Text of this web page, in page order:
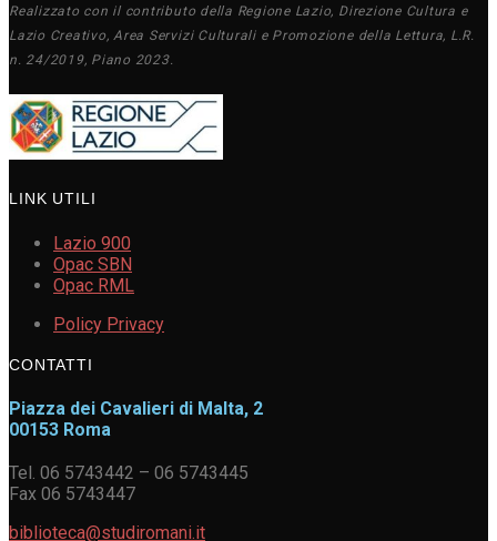
Realizzato con il contributo della Regione Lazio, Direzione Cultura e
Lazio Creativo, Area Servizi Culturali e Promozione della Lettura, L.R.
n. 24/2019, Piano 2023.
LINK UTILI
Lazio 900
Opac SBN
Opac RML
Policy Privacy
CONTATTI
Piazza dei Cavalieri di Malta, 2
00153 Roma
Tel. 06 5743442 – 06 5743445
Fax 06 5743447
biblioteca@studiromani.it